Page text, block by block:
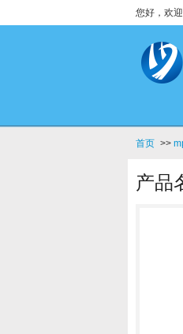
您好，欢
首页 >>
产品